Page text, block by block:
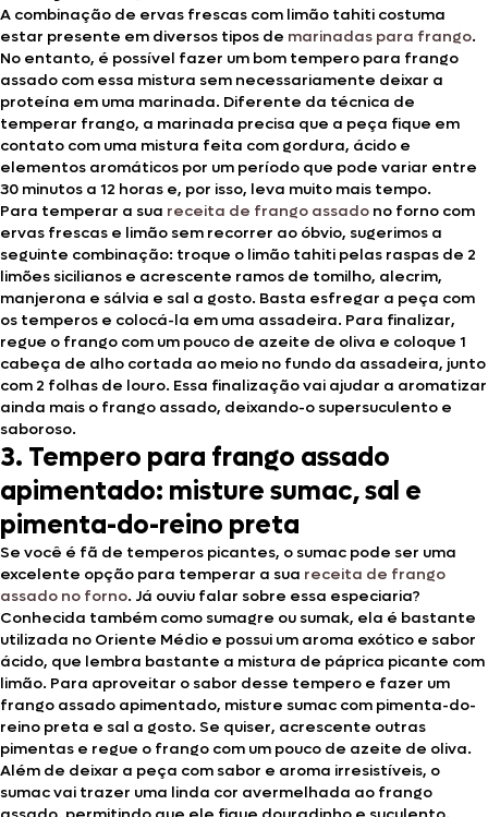
A combinação de ervas frescas com limão tahiti costuma
estar presente em diversos tipos de marinadas para frango.
No entanto, é possível fazer um bom tempero para frango
assado com essa mistura sem necessariamente deixar a
proteína em uma marinada. Diferente da técnica de
temperar frango, a marinada precisa que a peça fique em
contato com uma mistura feita com gordura, ácido e
elementos aromáticos por um período que pode variar entre
30 minutos a 12 horas e, por isso, leva muito mais tempo.
Para temperar a sua receita de frango assado no forno com
ervas frescas e limão sem recorrer ao óbvio, sugerimos a
seguinte combinação: troque o limão tahiti pelas raspas de 2
limões sicilianos e acrescente ramos de tomilho, alecrim,
manjerona e sálvia e sal a gosto. Basta esfregar a peça com
os temperos e colocá-la em uma assadeira. Para finalizar,
regue o frango com um pouco de azeite de oliva e coloque 1
cabeça de alho cortada ao meio no fundo da assadeira, junto
com 2 folhas de louro. Essa finalização vai ajudar a aromatizar
ainda mais o frango assado, deixando-o supersuculento e
saboroso.
3. Tempero para frango assado
apimentado: misture sumac, sal e
pimenta-do-reino preta
Se você é fã de temperos picantes, o sumac pode ser uma
excelente opção para temperar a sua receita de frango
assado no forno. Já ouviu falar sobre essa especiaria?
Conhecida também como sumagre ou sumak, ela é bastante
utilizada no Oriente Médio e possui um aroma exótico e sabor
ácido, que lembra bastante a mistura de páprica picante com
limão. Para aproveitar o sabor desse tempero e fazer um
frango assado apimentado, misture sumac com pimenta-do-
reino preta e sal a gosto. Se quiser, acrescente outras
pimentas e regue o frango com um pouco de azeite de oliva.
Além de deixar a peça com sabor e aroma irresistíveis, o
sumac vai trazer uma linda cor avermelhada ao frango